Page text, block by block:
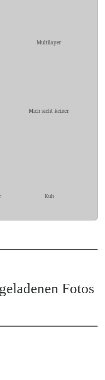
Multilayer
Mich sieht keiner
Kuh
Fotos